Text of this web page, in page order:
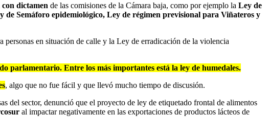
dictamen de las comisiones de la Cámara baja, como por ejemplo la Ley de
Semáforo epidemiológico, Ley de régimen previsional para Viñateros y
en situación de calle y la Ley de erradicación de la violencia
parlamentario. Entre los más importantes está la ley de humedales.
, algo que no fue fácil y que llevó mucho tiempo de discusión.
del sector, denunció que el proyecto de ley de etiquetado frontal de alimentos
al impactar negativamente en las exportaciones de productos lácteos de